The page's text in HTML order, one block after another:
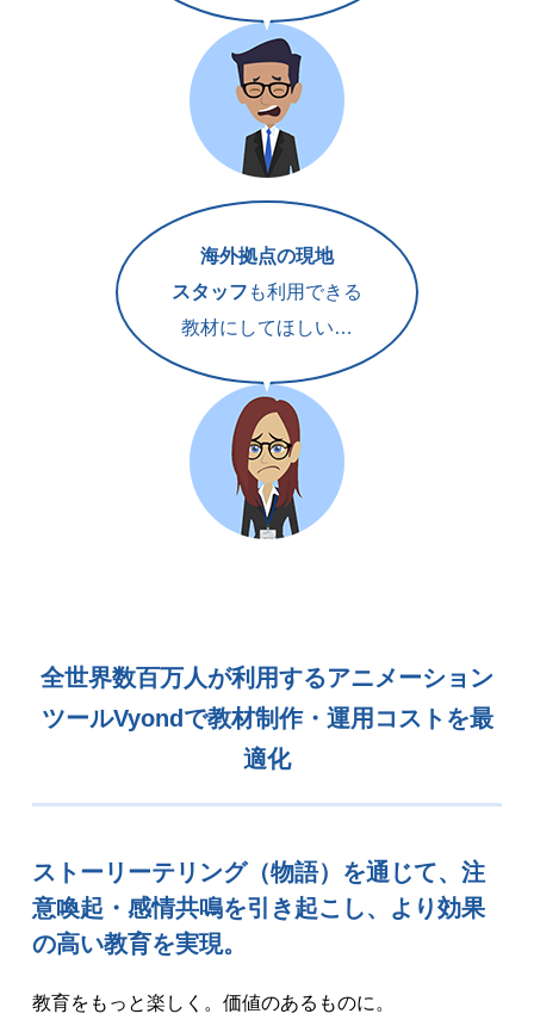
海外拠点の現地
スタッフ も利用できる
教材にしてほしい…
全世界数百万人が利用するアニメーション
ツールVyondで教材制作・運用コストを最
適化
ストーリーテリング（物語）を通じて、 注
意喚起・感情共鳴を引き起こし、 より効果
の高い教育を実現。
教育をもっと楽しく。価値のあるものに。